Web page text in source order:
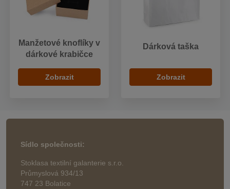
Manžetové knoflíky v
dárkové krabičce
Zobrazit
Dárková taška
Zobrazit
Sídlo společnosti:
Stoklasa textilní galanterie s.r.o.
Průmyslová 934/13
747 23 Bolatice